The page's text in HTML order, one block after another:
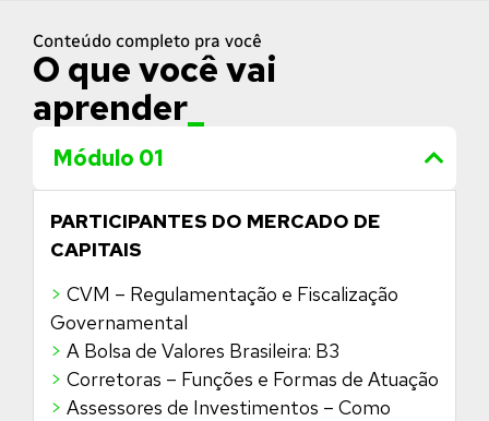
Conteúdo completo pra você
O que você vai
aprender
Módulo 01
PARTICIPANTES DO MERCADO DE
CAPITAIS
> CVM – Regulamentação e Fiscalização
Governamental
> A Bolsa de Valores Brasileira: B3
> Corretoras – Funções e Formas de Atuação
> Assessores de Investimentos – Como